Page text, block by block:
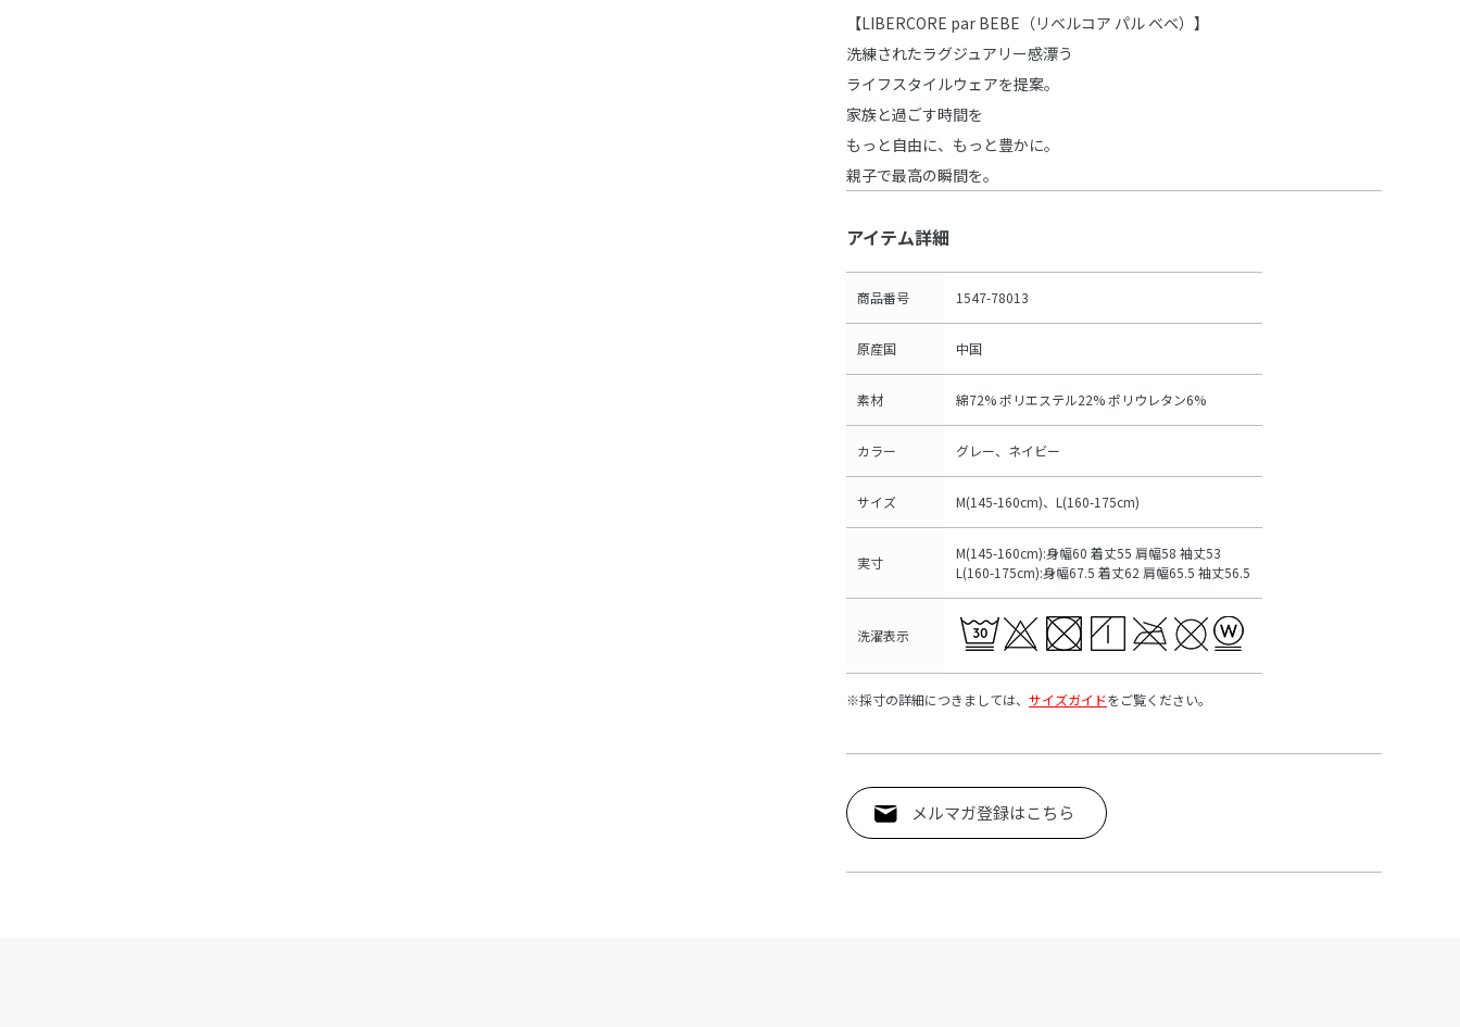
【LIBERCORE par BEBE（リベルコア パル ベベ）】
洗練されたラグジュアリー感漂う
ライフスタイルウェアを提案。
家族と過ごす時間を
もっと自由に、もっと豊かに。
親子で最高の瞬間を。
アイテム詳細
商品番号 1547-78013
原産国 中国
素材 綿72% ポリエステル22% ポリウレタン6%
カラー グレー、ネイビー
サイズ M(145-160cm)、L(160-175cm)
実寸
M(145-160cm):身幅60 着丈55 肩幅58 袖丈53
L(160-175cm):身幅67.5 着丈62 肩幅65.5 袖丈56.5
洗濯表示
※採寸の詳細につきましては、 サイズガイドをご覧ください。
メルマガ登録はこちら